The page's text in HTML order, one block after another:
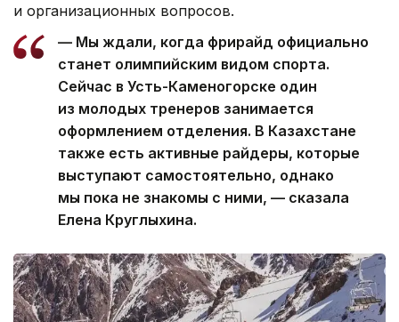
и организационных вопросов.
— Мы ждали, когда фрирайд официально
станет олимпийским видом спорта.
Сейчас в Усть-Каменогорске один
из молодых тренеров занимается
оформлением отделения. В Казахстане
также есть активные райдеры, которые
выступают самостоятельно, однако
мы пока не знакомы с ними, — сказала
Елена Круглыхина.